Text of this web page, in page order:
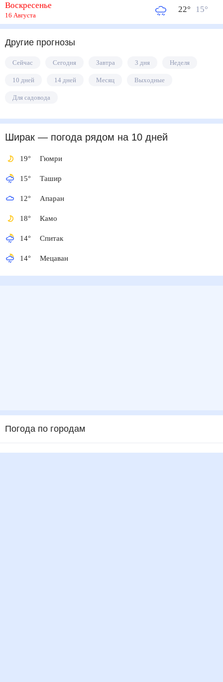
Воскресенье
16 Августа
22° 15°
Другие прогнозы
Сейчас Сегодня Завтра 3 дня Неделя
10 дней 14 дней Месяц Выходные
Для садовода
Ширак— погода рядом на 10 дней
19° Гюмри
15° Ташир
12° Апаран
18° Камо
14° Спитак
14° Мецаван
Погода по городам